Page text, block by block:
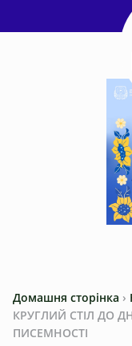
Домашня сторінка ›
КРУГЛИЙ СТІЛ ДО
ПИСЕМНОСТІ